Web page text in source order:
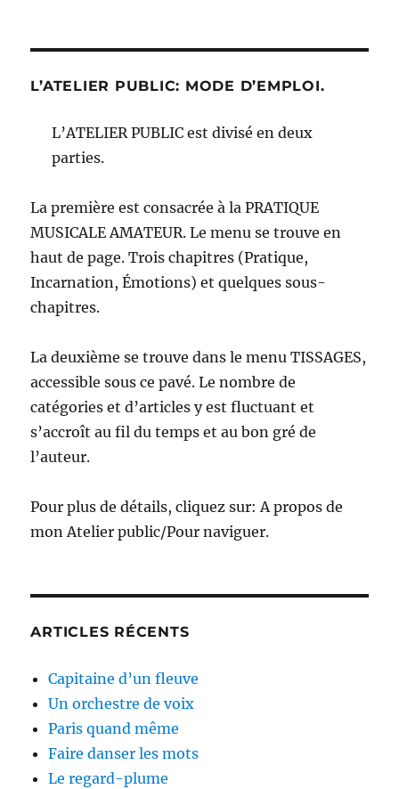
L’ATELIER PUBLIC: MODE D’EMPLOI.
L’ATELIER PUBLIC est divisé en deux
parties.
La première est consacrée à la PRATIQUE
MUSICALE AMATEUR. Le menu se trouve en
haut de page. Trois chapitres (Pratique,
Incarnation, Émotions) et quelques sous-
chapitres.
La deuxième se trouve dans le menu TISSAGES,
accessible sous ce pavé. Le nombre de
catégories et d’articles y est fluctuant et
s’accroît au fil du temps et au bon gré de
l’auteur.
Pour plus de détails, cliquez sur: A propos de
mon Atelier public/Pour naviguer.
ARTICLES RÉCENTS
Capitaine d’un fleuve
Un orchestre de voix
Paris quand même
Faire danser les mots
Le regard-plume